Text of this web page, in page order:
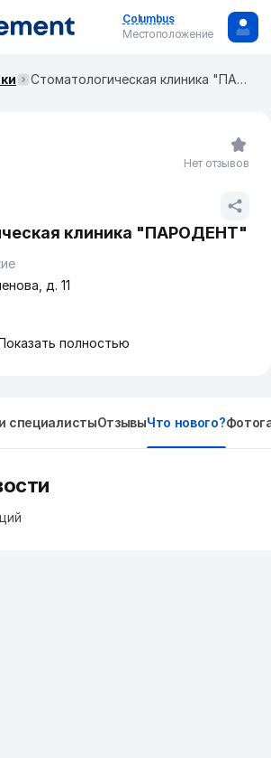
Columbus
Местоположение
Стоматологическая клиника "ПАРОДЕНТ"
клиника "ПАРОДЕНТ"
д. 11
полностью
Нет отзывов
специалистыОтзывыЧто нового?